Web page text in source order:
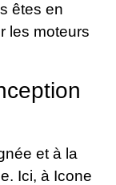
êtes en
les moteurs
et à la
Ici, à Icone